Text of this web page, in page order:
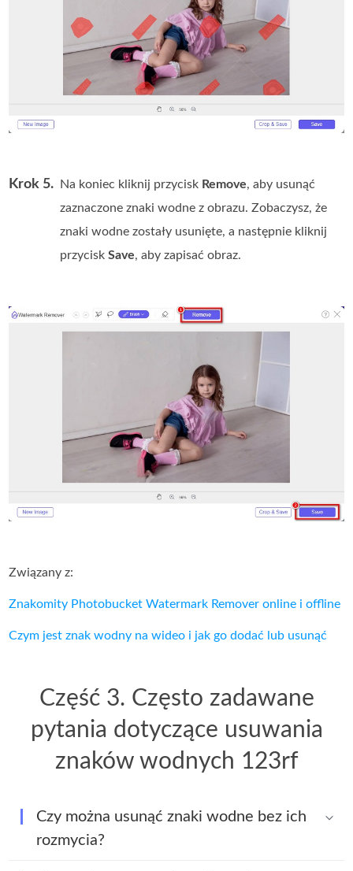
Krok 5. Na koniec kliknij przycisk Remove, aby usunąć
zaznaczone znaki wodne z obrazu. Zobaczysz, że
znaki wodne zostały usunięte, a następnie kliknij
przyciskSave, aby zapisać obraz.
Związany z:
Znakomity Photobucket Watermark Remover online i offline
Czym jest znak wodny na wideo i jak go dodać lub usunąć
Część 3. Często zadawane
pytania dotyczące usuwania
znaków wodnych 123rf
Czy można usunąć znaki wodne bez ich
rozmycia?